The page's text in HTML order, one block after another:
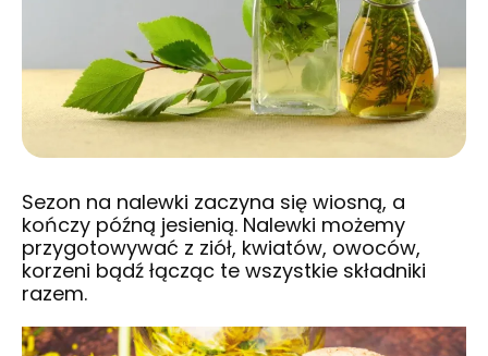
Sezon na nalewki zaczyna się wiosną, a
kończy późną jesienią. Nalewki możemy
przygotowywać z ziół, kwiatów, owoców,
korzeni bądź łącząc te wszystkie składniki
razem.